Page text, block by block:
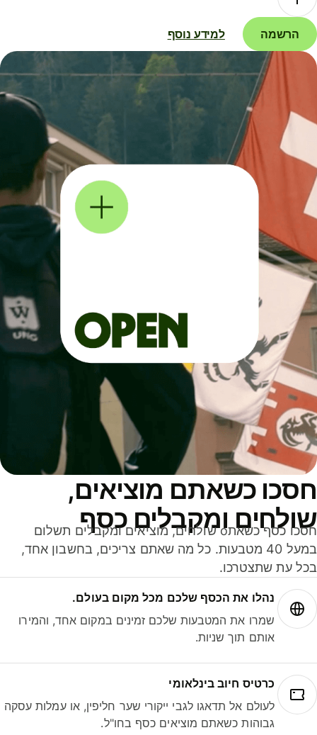
הרשמה למידע נוסף
כשאתם מוציאים,
ומקבלים כסף
חסכו כסף כשאתo שולחים, מוציאים ומקבלים תשלום
במעל 40 מטבעות. כל מה שאתם צריכים, בחשבון אחד,
עת שתצטרכו.
נהלו את הכסף שלכם מכל מקום בעולם.
שמרו את המטבעות שלכם זמינים במקום אחד, והמירו
אותם תוך שניות.
כרטיס חיוב בינלאומי
לעולם אל תדאגו לגבי ייקורי שער חליפין, או עמלות עסקה
גבוהות כשאתם מוציאים כסף בחו"ל.